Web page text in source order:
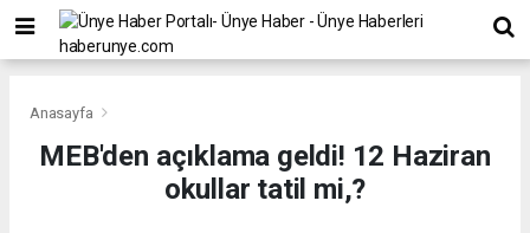
Anasayfa
MEB'den açıklama geldi! 12 Haziran
okullar tatil mi,?